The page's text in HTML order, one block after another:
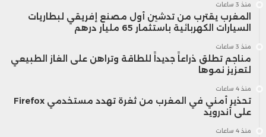
منذ 3 ساعات
المغرب يقترب من تدشين أول مصنع إفريقي لبطاريات
السيارات الكهربائية باستثمار 65 مليار درهم
منذ 3 ساعات
مناجم تطلق ذراعاً جديداً للطاقة وتراهن على الغاز الطبيعي
لتعزيز نموها
منذ 4 ساعات
تحذير أمني في المغرب من ثغرة تهدد مستخدمي Firefox
على أندرويد
منذ 4 ساعات